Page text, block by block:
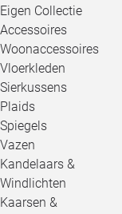
Eigen Collectie
Accessoires
Woonaccessoires
Vloerkleden
Sierkussens
Plaids
Spiegels
Vazen
Kandelaars &
Windlichten
Kaarsen &